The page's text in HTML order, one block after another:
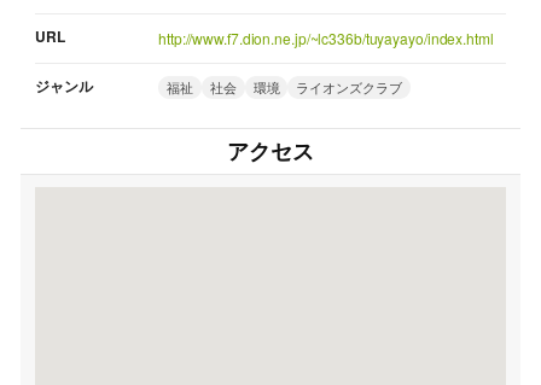
URL http://www.f7.dion.ne.jp/~lc336b/tuyayayo/index.html
ジャンル 福祉 社会 環境 ライオンズクラブ
アクセス